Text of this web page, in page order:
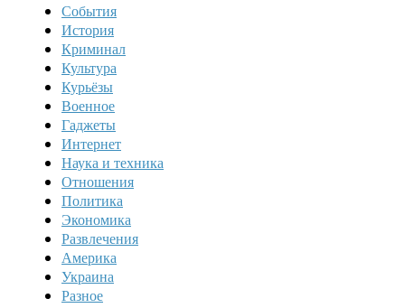
События
История
Криминал
Культура
Курьёзы
Военное
Гаджеты
Интернет
Наука и техника
Отношения
Политика
Экономика
Развлечения
Америка
Украина
Разное